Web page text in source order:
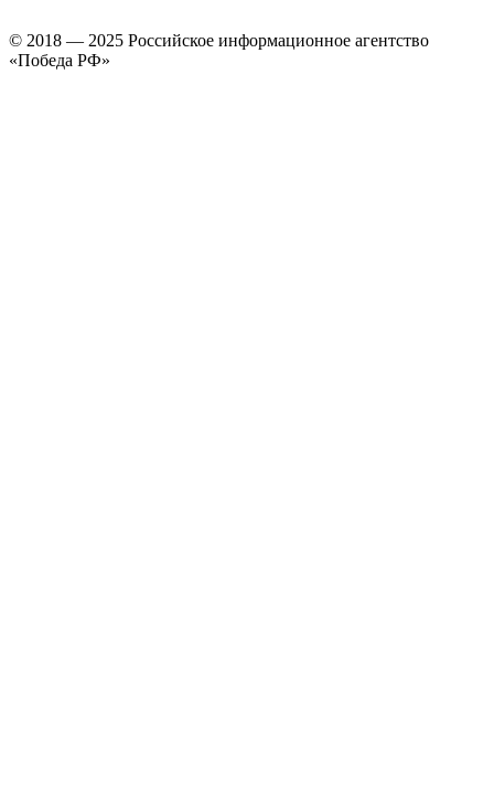
© 2018 — 2025 Российское информационное агентство
«Победа РФ»